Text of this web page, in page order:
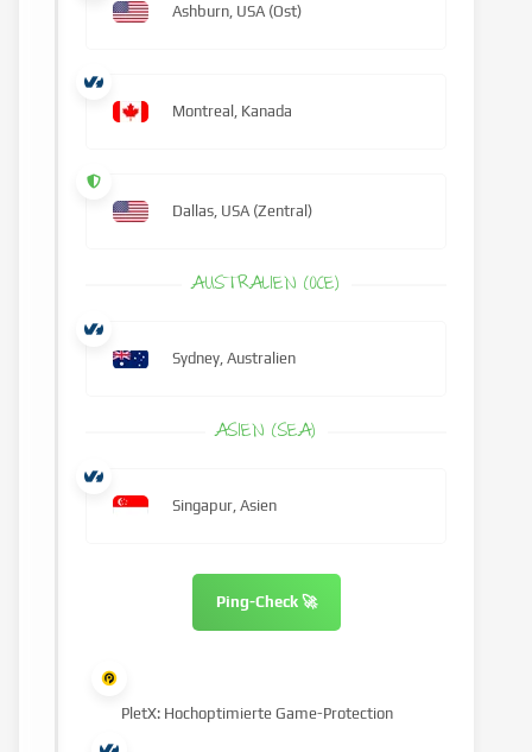
Ashburn, USA (Ost)
Montreal, Kanada
Dallas, USA (Zentral)
AUSTRALIEN (OCE)
Sydney, Australien
ASIEN (SEA)
Singapur, Asien
Ping-Check 🚀
PletX: Hochoptimierte Game-Protection